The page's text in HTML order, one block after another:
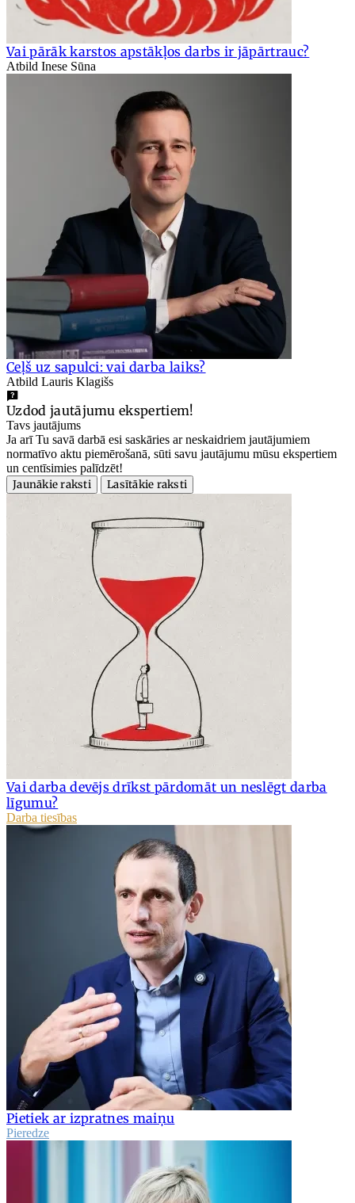
Vai pārāk karstos apstākļos darbs ir jāpārtrauc?
Atbild Inese Sūna
Ceļš uz sapulci: vai darba laiks?
Atbild Lauris Klagišs
Uzdod jautājumu ekspertiem!
Tavs jautājums
Ja arī Tu savā darbā esi saskāries ar neskaidriem jautājumiem
normatīvo aktu piemērošanā, sūti savu jautājumu mūsu ekspertiem
un centīsimies palīdzēt!
Jaunākie raksti
Lasītākie raksti
Vai darba devējs drīkst pārdomāt un neslēgt darba
līgumu?
Darba tiesības
Pietiek ar izpratnes maiņu
Pieredze